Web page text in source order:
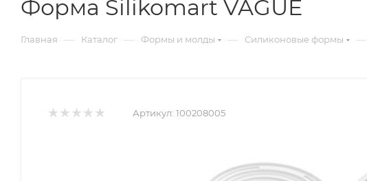
Форма Silikomart VAGUE
Главная — Каталог — Формы и молды — Силиконовые формы —
Артикул: 100208005